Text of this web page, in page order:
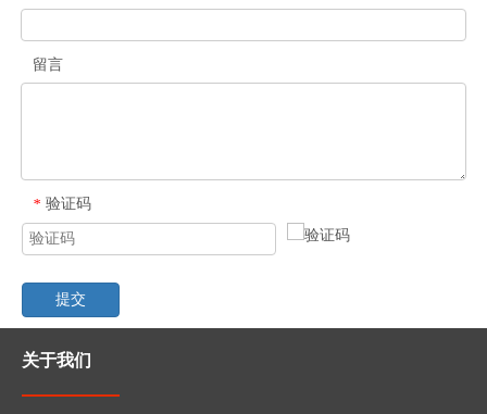
留言
* 验证码
提交
关于我们